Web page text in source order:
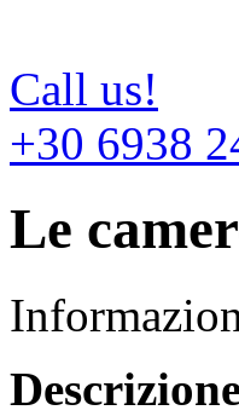
Call us!
+30 6938
Le